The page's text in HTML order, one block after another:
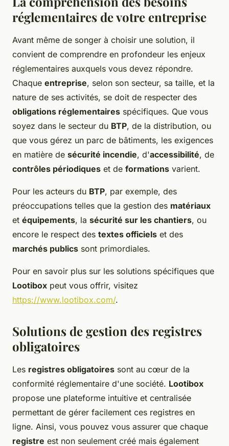
réglementaires de votre entreprise
Avant même de songer à choisir une solution, il
convient de comprendre en profondeur les enjeux
réglementaires auxquels vous devez répondre.
Chaque entreprise, selon son secteur, sa taille, et la
nature de ses activités, se doit de respecter des
obligations réglementaires spécifiques. Que vous
soyez dans le secteur du BTP, de la distribution, ou
que vous gérez un parc de bâtiments, les exigences
en matière de sécurité incendie, d'accessibilité, de
contrôles périodiques et de formations varient.
Pour les acteurs du BTP, par exemple, des
préoccupations telles que la gestion des matériaux
et équipements, la sécurité sur les chantiers, ou
encore le respect des textes officiels et des
marchés publics sont primordiales.
Pour en savoir plus sur les solutions spécifiques que
Lootibox peut vous offrir, visitez
https://www.lootibox.com/.
Solutions de gestion des registres
obligatoires
Les registres obligatoires sont au cœur de la
conformité réglementaire d'une société. Lootibox
propose une plateforme intuitive et centralisée
permettant de gérer facilement ces registres en
ligne. Ainsi, vous pouvez vous assurer que chaque
registre est non seulement créé mais également